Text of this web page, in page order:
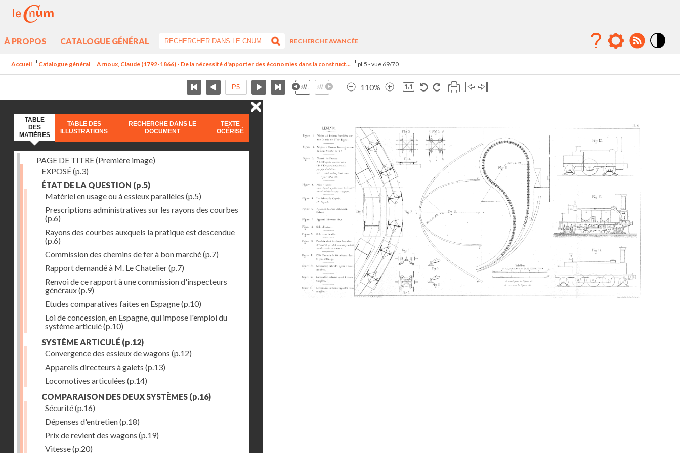
À PROPOS CATALOGUE GÉNÉRAL
RECHERCHE AVANCÉE
Accueil Catalogue général Arnoux, Claude (1792-1866) - De la nécessité d'apporter des économies dans la construct... pl.5 - vue 69/70
110%
TABLE
DES
MATIÈRES
TABLE DES
ILLUSTRATIONS
RECHERCHE DANS LE
DOCUMENT
TEXTE
OCÉRISÉ
PAGE DE TITRE (Première image)
EXPOSÉ(p.3)
ÉTAT DE LA QUESTION (p.5)
Matériel en usage ou à essieux parallèles (p.5)
Prescriptions administratives sur les rayons des courbes
(p.6)
Rayons des courbes auxquels la pratique est descendue
(p.6)
Commission des chemins de fer à bon marché(p.7)
Rapport demandé à M. Le Chatelier(p.7)
Renvoi de ce rapport à une commission d'inspecteurs
généraux(p.9)
Etudes comparatives faites en Espagne(p.10)
Loi de concession, en Espagne, qui impose l'emploi du
système articulé(p.10)
SYSTÈME ARTICULÉ (p.12)
Convergence des essieux de wagons (p.12)
Appareils directeurs à galets (p.13)
Locomotives articulées (p.14)
COMPARAISON DES DEUX SYSTÈMES (p.16)
Sécurité(p.16)
Dépenses d'entretien(p.18)
Prix de revient des wagons (p.19)
Vitesse(p.20)